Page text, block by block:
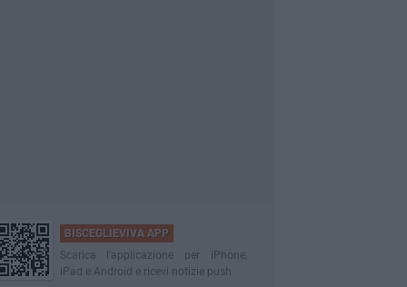
BISCEGLIEVIVA APP
Scarica l'applicazione per iPhone,
iPad e Android e ricevi notizie push